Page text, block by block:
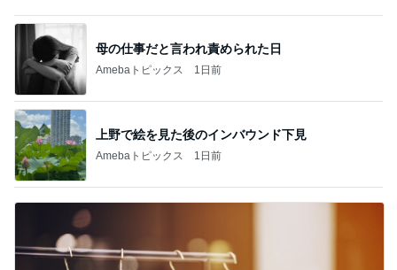
上野で絵を見た後のインバウンド下見
Amebaトピックス 1日前